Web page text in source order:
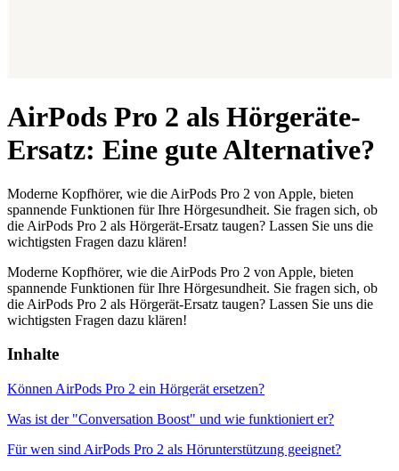
AirPods Pro 2 als Hörgeräte-
Ersatz: Eine gute Alternative?
Moderne Kopfhörer, wie die AirPods Pro 2 von Apple, bieten
spannende Funktionen für Ihre Hörgesundheit. Sie fragen sich, ob
die AirPods Pro 2 als Hörgerät-Ersatz taugen? Lassen Sie uns die
wichtigsten Fragen dazu klären!
Moderne Kopfhörer, wie die AirPods Pro 2 von Apple, bieten
spannende Funktionen für Ihre Hörgesundheit. Sie fragen sich, ob
die AirPods Pro 2 als Hörgerät-Ersatz taugen? Lassen Sie uns die
wichtigsten Fragen dazu klären!
Inhalte
Können AirPods Pro 2 ein Hörgerät ersetzen?
Was ist der "Conversation Boost" und wie funktioniert er?
Für wen sind AirPods Pro 2 als Hörunterstützung geeignet?